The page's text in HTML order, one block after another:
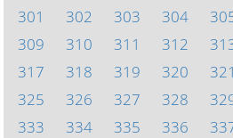
301
302 303 304
309
310 311 312
317
318 319 320 321
325
326 327 328
333
334 335 336